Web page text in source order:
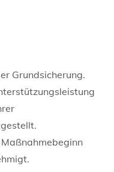
Grundsicherung.